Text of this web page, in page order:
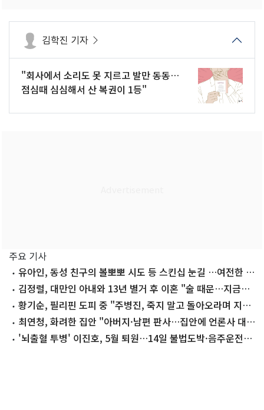
김학진 기자
"회사에서 소리도 못 지르고 발만 동동…
점심때 심심해서 산 복권이 1등"
주요 기사
유아인, 동성 친구의 볼뽀뽀 시도 등 스킨십 눈길 …여전한 비
주얼김정렬, 대만인 아내와 13년 별거 후 이혼 "술 때문…지금은
끊어"
황기순, 필리핀 도피 중 "주병진, 죽지 말고 돌아오라며 지
원"최연청, 화려한 집안 "아버지·남편 판사…집안에 언론사 대
표·국회의원도"
'뇌출혈 투병' 이진호, 5월 퇴원…14일 불법도박·음주운전